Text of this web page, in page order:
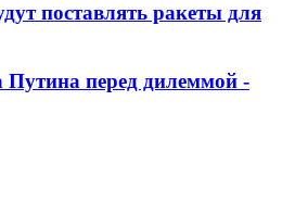
поставлять ракеты для
Путина перед дилеммой -